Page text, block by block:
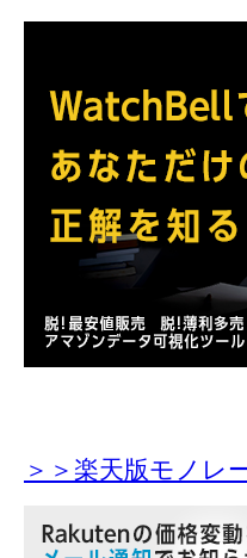
＞＞楽天版モノレ